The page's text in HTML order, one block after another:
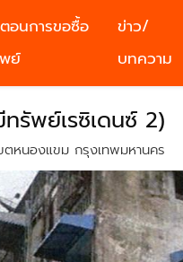
อนการขอซื้อ
ย์
ข่าว/
บทความ
รัพย์เรซิเดนซ์ 2)
หนองแขม กรุงเทพมหานคร